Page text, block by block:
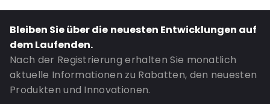
Bleiben Sie über die neuesten Entwicklungen auf
dem Laufenden.
Nach der Registrierung erhalten Sie monatlich
aktuelle Informationen zu Rabatten, den neuesten
Produkten und Innovationen.